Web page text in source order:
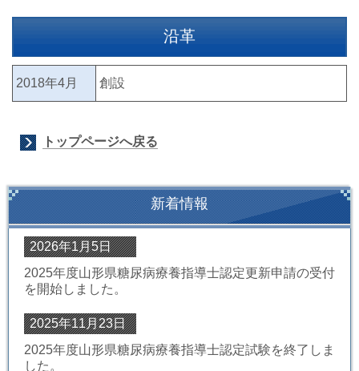
沿革
2018年4月 創設
トップページへ戻る
新着情報
2026年1月5日
2025年度山形県糖尿病療養指導士認定更新申請の受付
を開始しました。
2025年11月23日
2025年度山形県糖尿病療養指導士認定試験を終了しま
した。